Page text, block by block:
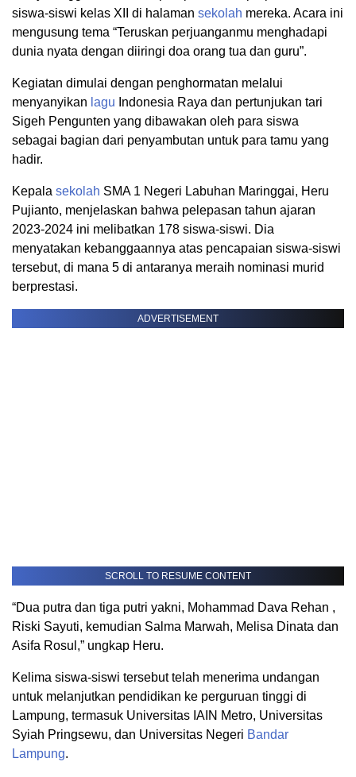
siswa-siswi kelas XII di halaman sekolah mereka. Acara ini
mengusung tema “Teruskan perjuanganmu menghadapi
dunia nyata dengan diiringi doa orang tua dan guru”.
Kegiatan dimulai dengan penghormatan melalui
menyanyikan lagu Indonesia Raya dan pertunjukan tari
Sigeh Pengunten yang dibawakan oleh para siswa
sebagai bagian dari penyambutan untuk para tamu yang
hadir.
Kepala sekolah SMA 1 Negeri Labuhan Maringgai, Heru
Pujianto, menjelaskan bahwa pelepasan tahun ajaran
2023-2024 ini melibatkan 178 siswa-siswi. Dia
menyatakan kebanggaannya atas pencapaian siswa-siswi
tersebut, di mana 5 di antaranya meraih nominasi murid
berprestasi.
ADVERTISEMENT
SCROLL TO RESUME CONTENT
“Dua putra dan tiga putri yakni, Mohammad Dava Rehan ,
Riski Sayuti, kemudian Salma Marwah, Melisa Dinata dan
Asifa Rosul,” ungkap Heru.
Kelima siswa-siswi tersebut telah menerima undangan
untuk melanjutkan pendidikan ke perguruan tinggi di
Lampung, termasuk Universitas IAIN Metro, Universitas
Syiah Pringsewu, dan Universitas Negeri Bandar
Lampung.